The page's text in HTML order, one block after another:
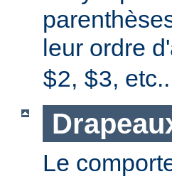
leur ordre
$2, $3,
Le